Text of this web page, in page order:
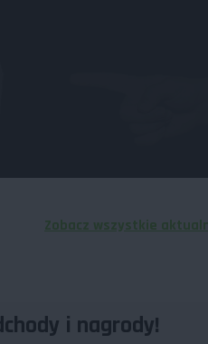
Zobacz wszystkie
i nagrody!